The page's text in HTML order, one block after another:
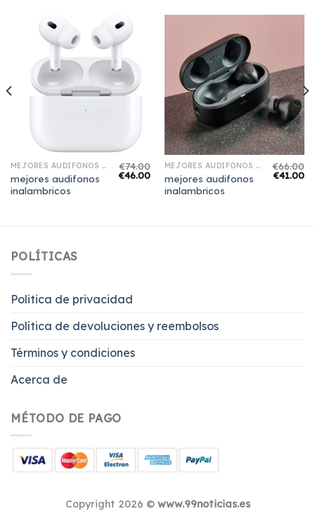
MEJORES AUDIFONOS INALAMBRICOS
mejores audifonos
inalambricos
€74.00
€46.00
MEJORES AUDIFONOS INALAMBRICOS
mejores audifonos
inalambricos
€66.00
€41.00
POLÍTICAS
Politica de privacidad
Política de devoluciones y reembolsos
Términos y condiciones
Acerca de
MÉTODO DE PAGO
Copyright 2026 © www.99noticias.es